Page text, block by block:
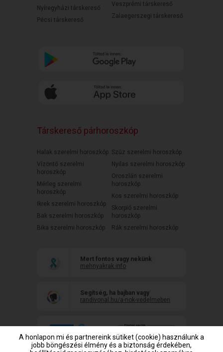
Nyíregyházi társkereső
Pécsi társkereső
Veszprémi társkereső
Zalaegerszegi társkereső
Társkereső párhoroszkóp
Halak szerelmi horoszkóp
Vízöntő szerelmi
horoszkóp
Mérleg szerelmi
horoszkóp
Ikrek szerelmi horoszkóp
Bak szerelmi horoszkóp
Bika szerelmi horoszkóp
Szűz szerelmi horoszkóp
Nyilas szerelmi horoszkóp
Oroszlán szerelmi
horoszkóp
Kos szerelmi horoszkóp
Skorpió szerelmi
horoszkóp
Rák szerelmi horoszkóp
Mert fontos vagy nekünk
mehnyakrak.info
Segítség, ha bajban vagy
randivonal.hu/a-nok-vedelmeben
A honlapon mi és partnereink sütiket (cookie) használunk a
jobb böngészési élmény és a biztonság érdekében,